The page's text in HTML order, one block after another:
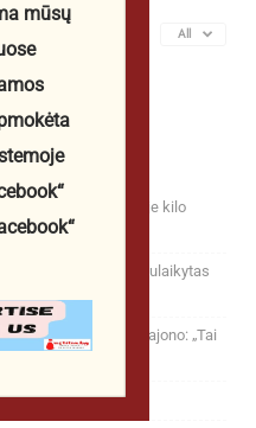
All
sandėlyje kilo
prezidento vizitą sulaikytas
vaizdus iš Šilalės rajono: „Tai
5 d. 2026
mūsų